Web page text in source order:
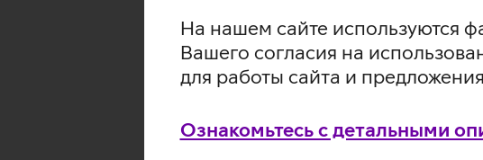
На нашем сайте используются
Вашего согласия на
для работы сайта и
Ознакомьтесь с детальными